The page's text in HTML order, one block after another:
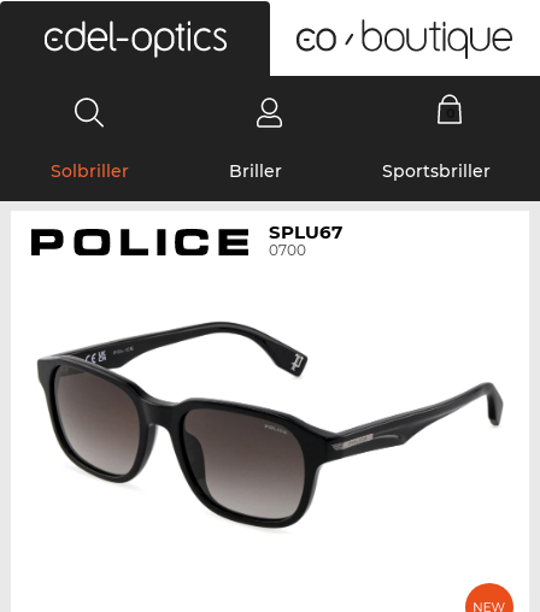
Solbriller Briller Sportsbriller
SPLU67
0700